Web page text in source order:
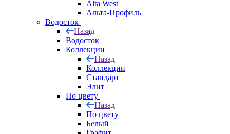
Alta West
Альта-Профиль
Водосток
Назад
Водосток
Коллекции
Назад
Коллекции
Стандарт
Элит
По цвету
Назад
По цвету
Белый